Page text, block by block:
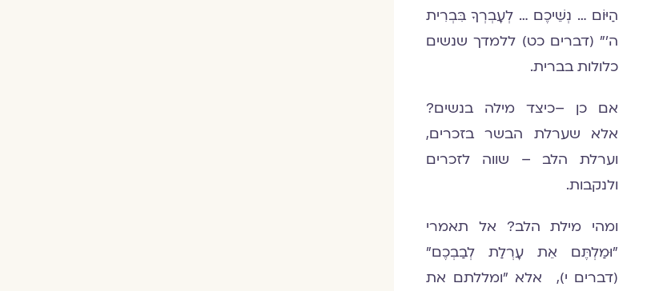
הַיּוֹם … נְשֵׁיכֶם … לְעָבְרְךָ בִּבְרִית
ה'" (דברים כט) ללמדך שנשים
כלולות בברית.
אם כן –כיצד מילה בנשים?
אלא שערלת הבשר בזכרים,
וערלת הלב – שווה לזכרים
ולנקבות.
ומהי מילת הלב? אל תאמרי
"וּמַלְתֶּם אֵת עָרְלַת לְבַבְכֶם"
(דברים י), אלא "ומללתם את